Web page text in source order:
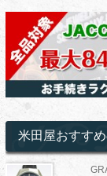
米田屋おすす